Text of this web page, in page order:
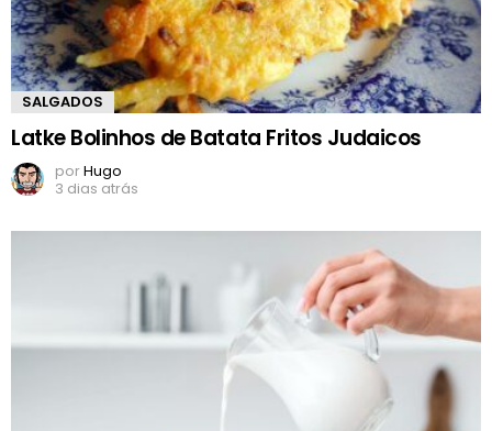
SALGADOS
Latke Bolinhos de Batata Fritos Judaicos
porHugo
3 dias atrás